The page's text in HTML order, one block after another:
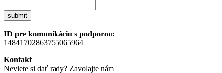
submit
ID pre komunikáciu s podporou:
14841702863755065964
Kontakt
Neviete si dať rady? Zavolajte nám